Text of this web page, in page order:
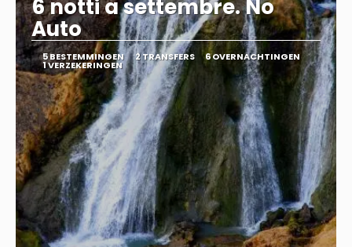
6 notti a settembre. No
Auto
5 BESTEMMINGEN 2 TRANSFERS 6 OVERNACHTINGEN
1 VERZEKERINGEN